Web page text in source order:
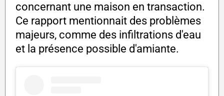
concernant une maison en transaction.
Ce rapport mentionnait des problèmes
majeurs, comme des infiltrations d'eau
et la présence possible d'amiante.